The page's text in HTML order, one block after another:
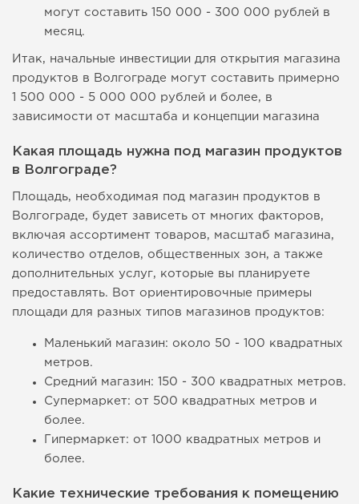
могут составить 150 000 - 300 000 рублей в
месяц.
Итак, начальные инвестиции для открытия магазина
продуктов в Волгограде могут составить примерно
1 500 000 - 5 000 000 рублей и более, в
зависимости от масштаба и концепции магазина
Какая площадь нужна под магазин продуктов
в Волгограде?
Площадь, необходимая под магазин продуктов в
Волгограде, будет зависеть от многих факторов,
включая ассортимент товаров, масштаб магазина,
количество отделов, общественных зон, а также
дополнительных услуг, которые вы планируете
предоставлять. Вот ориентировочные примеры
площади для разных типов магазинов продуктов:
Маленький магазин: около 50 - 100 квадратных
метров.
Средний магазин: 150 - 300 квадратных метров.
Супермаркет: от 500 квадратных метров и
более.
Гипермаркет: от 1000 квадратных метров и
более.
Какие технические требования к помещению